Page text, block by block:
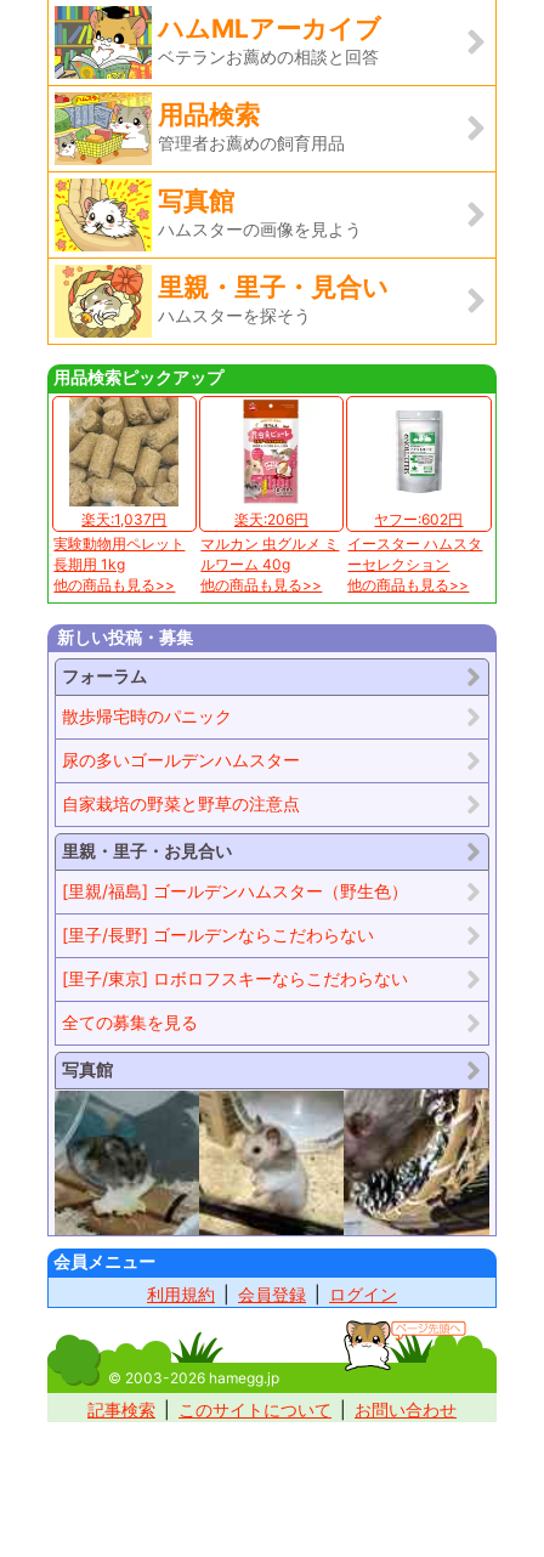
ハムMLアーカイブ
ベテランお薦めの相談と回答
用品検索
管理者お薦めの飼育用品
写真館
ハムスターの画像を見よう
里親・里子・見合い
ハムスターを探そう
用品検索ピックアップ
楽天:1,037円
実験動物用ペレット
長期用 1kg
他の商品も見る>>
楽天:206円
マルカン 虫グルメ ミ
ルワーム 40g
他の商品も見る>>
ヤフー:602円
イースター ハムスタ
ーセレクション
他の商品も見る>>
新しい投稿・募集
フォーラム
散歩帰宅時のパニック
尿の多いゴールデンハムスター
自家栽培の野菜と野草の注意点
里親・里子・お見合い
[里親/福島] ゴールデンハムスター（野生色）
[里子/長野] ゴールデンならこだわらない
[里子/東京] ロボロフスキーならこだわらない
全ての募集を見る
写真館
会員メニュー
利用規約
会員登録 ログイン
© 2003-2026 hamegg.jp
記事検索 このサイトについて お問い合わせ